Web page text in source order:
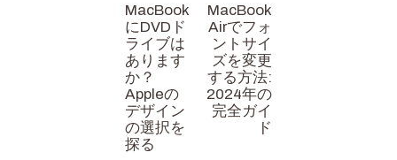
ョ
ン
MacBook
にDVDド
ライブは
あります
か？
Appleの
デザイン
の選択を
探る
MacBook
Airでフォ
ントサイ
ズを変更
する方法:
2024年の
完全ガイ
ド